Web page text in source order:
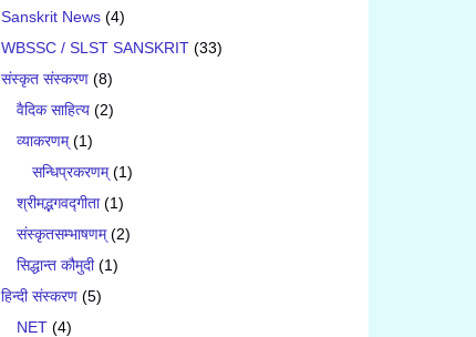
Sanskrit News (4)
WBSSC / SLST SANSKRIT (33)
संस्कृत संस्करण (8)
वैदिक साहित्य (2)
व्याकरणम्(1)
सन्धिप्रकरणम्(1)
श्रीमद्भगवद्गीता(1)
संस्कृतसम्भाषणम्(2)
सिद्धान्त कौमुदी(1)
हिन्दी संस्करण (5)
NET (4)